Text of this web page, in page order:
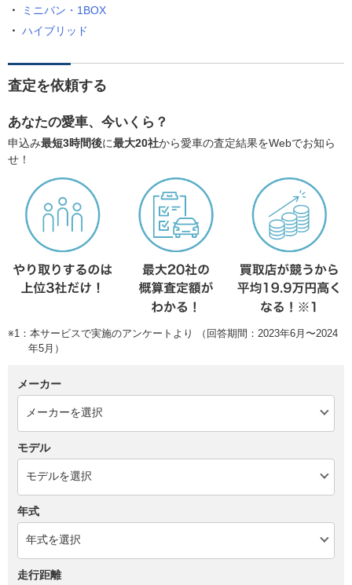
ミニバン・1BOX
ハイブリッド
査定を依頼する
あなたの愛車、今いくら？
申込み最短3時間後に最大20社から愛車の査定結果をWebでお知ら
せ！
※1：本サービスで実施のアンケートより （回答期間：2023年6月〜2024
年5月）
メーカー
モデル
年式
走行距離